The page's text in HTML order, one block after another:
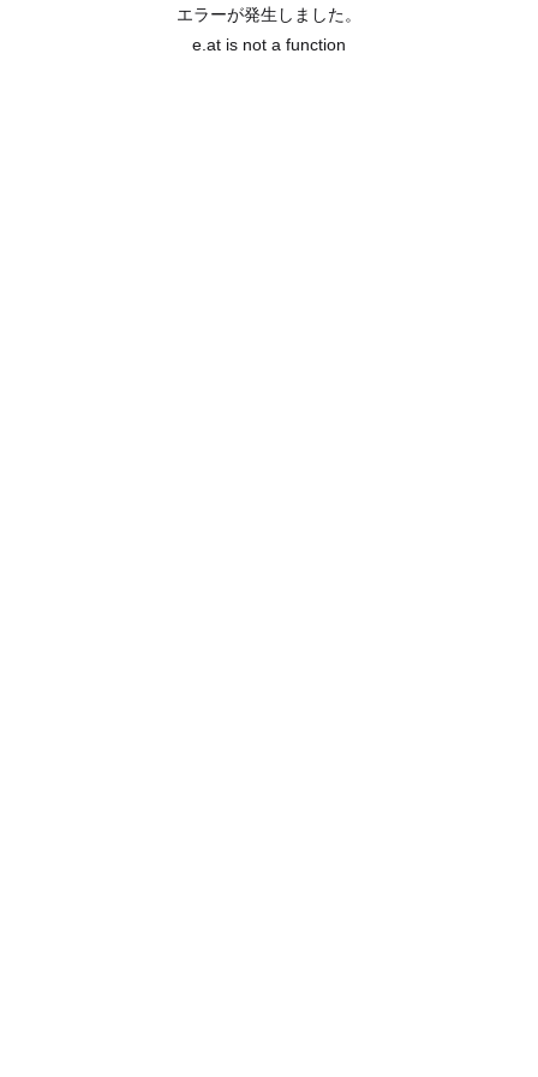
エラーが発生しました。
e.at is not a function